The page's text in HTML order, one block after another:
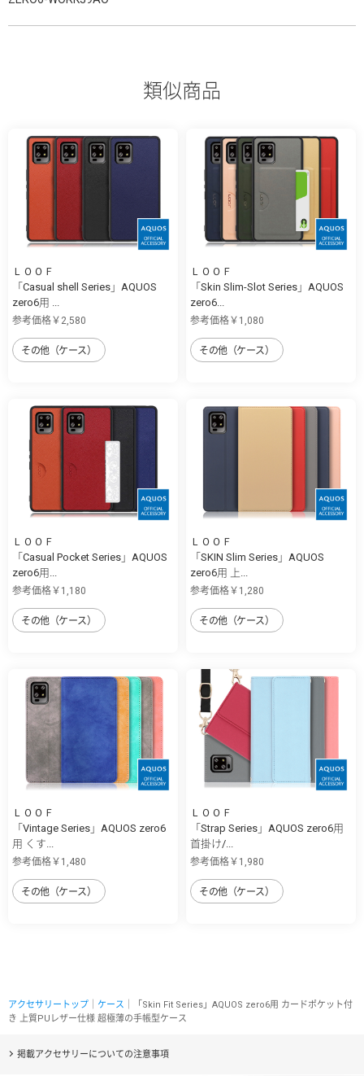
類似商品
ＬＯＯＦ
「Casual shell Series」AQUOS
zero6用 ...
参考価格￥2,580
その他（ケース）
ＬＯＯＦ
「Skin Slim-Slot Series」AQUOS
zero6...
参考価格￥1,080
その他（ケース）
ＬＯＯＦ
「Casual Pocket Series」AQUOS
zero6用...
参考価格￥1,180
その他（ケース）
ＬＯＯＦ
「SKIN Slim Series」AQUOS
zero6用 上...
参考価格￥1,280
その他（ケース）
ＬＯＯＦ
「Vintage Series」AQUOS zero6
用 くす...
参考価格￥1,480
その他（ケース）
ＬＯＯＦ
「Strap Series」AQUOS zero6用
首掛け/...
参考価格￥1,980
その他（ケース）
アクセサリートップ ケース ｜「Skin Fit Series」AQUOS zero6用 カードポケット付
き 上質PUレザー仕様 超極薄の手帳型ケース
掲載アクセサリーについての注意事項